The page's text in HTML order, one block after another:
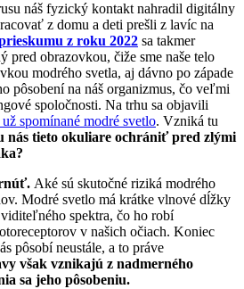
náš fyzický kontakt nahradil digitálny
z domu a deti prešli z lavíc na
z roku 2022 sa takmer
pred obrazovkou, čiže sme naše telo
modrého svetla, aj dávno po západe
pôsobení na náš organizmus, čo veľmi
spoločnosti. Na trhu sa objavili
spomínané modré svetlo. Vzniká tu
nás tieto okuliare ochrániť pred zlými
Aké sú skutočné riziká modrého
Modré svetlo má krátke vlnové dĺžky
spektra, čo ho robí
v našich očiach. Koniec
pôsobí neustále, a to práve
však vznikajú z nadmerného
sa jeho pôsobeniu.